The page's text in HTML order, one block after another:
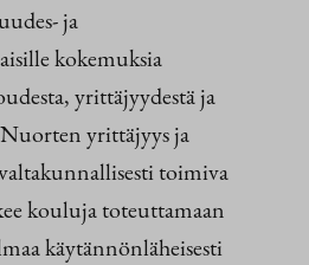
ja
kokemuksia
yrittäjyydestä ja
yrittäjyys ja
toimiva
kouluja toteuttamaan
käytännönläheisesti